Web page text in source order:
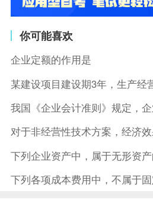
你可能喜欢
企业定额的作用是
下列企业资产中，属于无形
下列各项成本费用中，不属于固